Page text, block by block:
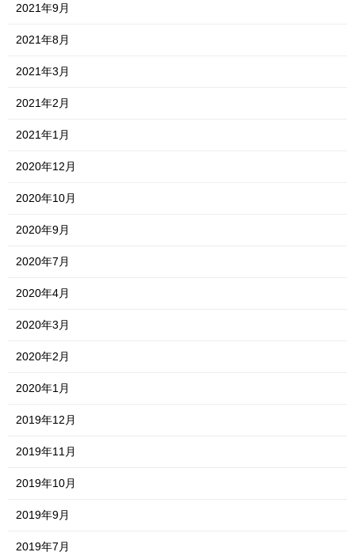
2021年9月
2021年8月
2021年3月
2021年2月
2021年1月
2020年12月
2020年10月
2020年9月
2020年7月
2020年4月
2020年3月
2020年2月
2020年1月
2019年12月
2019年11月
2019年10月
2019年9月
2019年7月